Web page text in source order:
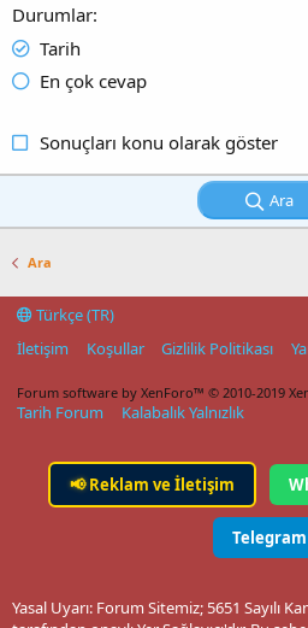
Durumlar
Tarih
En çok cevap
Sonuçları konu olarak göster
Ara
Ara
Türkçe (TR)
İletişim
Koşullar Gizlilik Politikası
Forum software by XenForo™ © 2010-2019
Tarih Forum Kalabalık Yalnızlık
📢Reklam ve İletişim
Telegram
Yasal Uyarı: Forum Sitemiz; 5651 Sayılı